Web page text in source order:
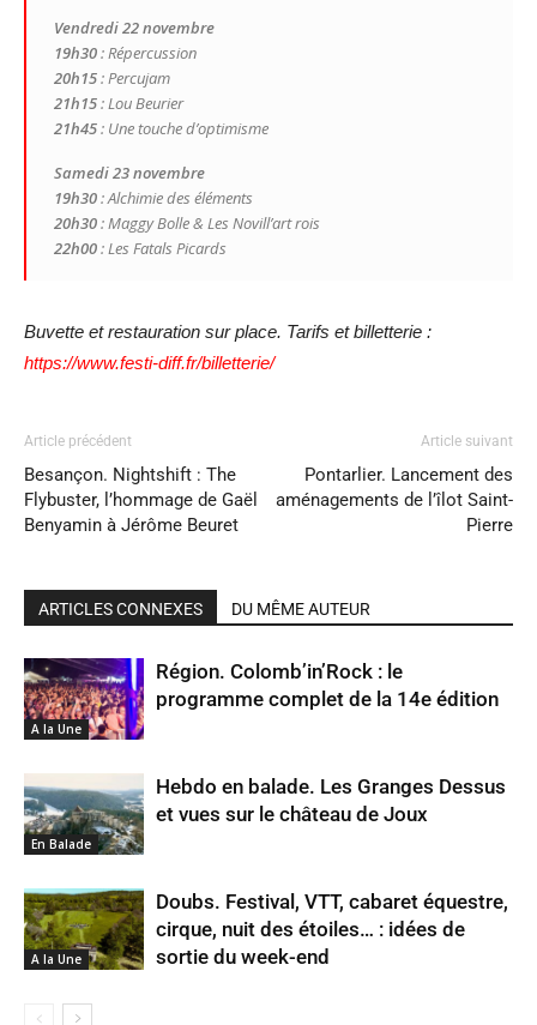
Vendredi 22 novembre
19h30: Répercussion
20h15: Percujam
21h15: Lou Beurier
21h45: Une touche d’optimisme
Samedi 23 novembre
19h30: Alchimie des éléments
20h30: Maggy Bolle & Les Novill’art rois
22h00: Les Fatals Picards
Buvette et restauration sur place. Tarifs et billetterie :
https://www.festi-diff.fr/billetterie/
Article précédent
Besançon. Nightshift : The
Flybuster, l’hommage de Gaël
Benyamin à Jérôme Beuret
Article suivant
Pontarlier. Lancement des
aménagements de l’îlot Saint-
Pierre
ARTICLES CONNEXES DU MÊME AUTEUR
A la Une
Région. Colomb’in’Rock : le
programme complet de la 14e édition
En Balade
Hebdo en balade. Les Granges Dessus
et vues sur le château de Joux
A la Une
Doubs. Festival, VTT, cabaret équestre,
cirque, nuit des étoiles… : idées de
sortie du week-end